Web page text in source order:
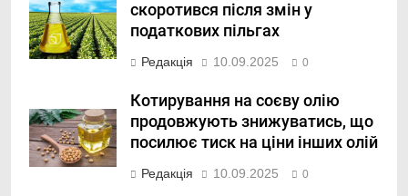
скоротився після змін у
податкових пільгах
Редакція 10.09.2025 0
Котирування на соєву олію
продовжують знижуватись, що
посилює тиск на ціни інших олій
Редакція 10.09.2025 0